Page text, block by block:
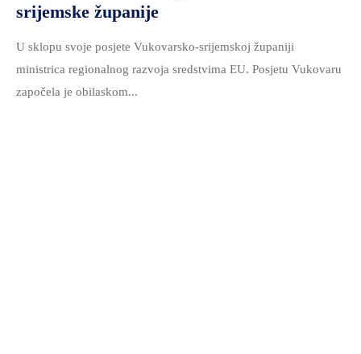
srijemske županije
U sklopu svoje posjete Vukovarsko-srijemskoj županiji
ministrica regionalnog razvoja sredstvima EU. Posjetu Vukovaru
započela je obilaskom...